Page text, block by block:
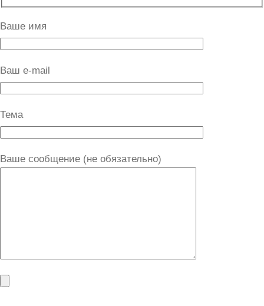
Ваше имя
Ваш e-mail
Тема
Ваше сообщение (не обязательно)